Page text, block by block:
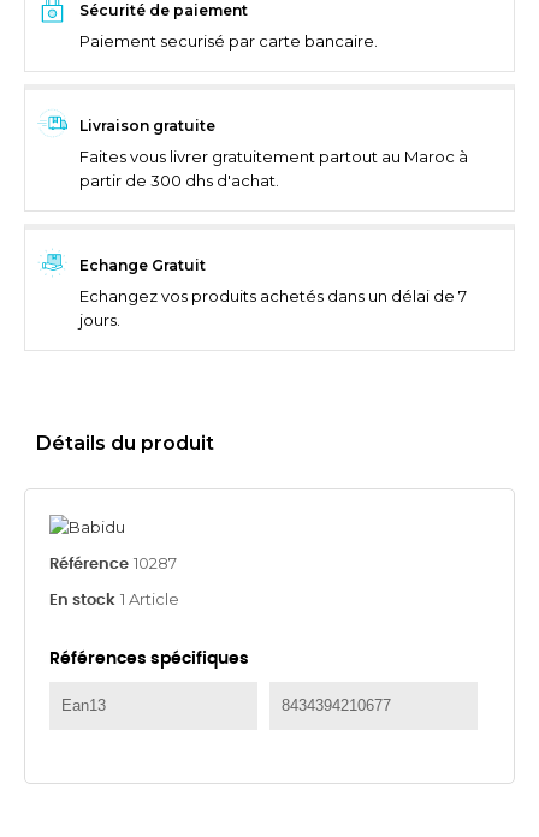
Sécurité de paiement
Paiement securisé par carte bancaire.
Livraison gratuite
Faites vous livrer gratuitement partout au Maroc à
partir de 300 dhs d'achat.
Echange Gratuit
Echangez vos produits achetés dans un délai de 7
jours.
Détails du produit
Référence 10287
En stock 1 Article
Références spécifiques
Ean13 8434394210677